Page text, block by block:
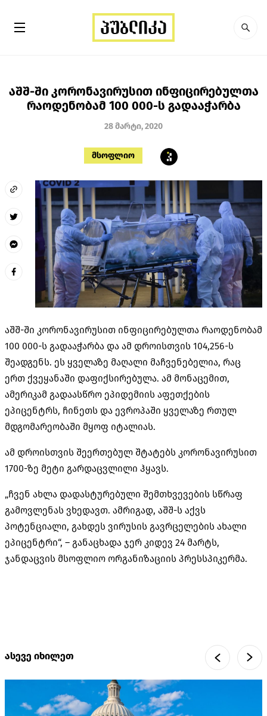
აშშ-ში კორონავირუსით ინფიცირებულთა
რაოდენობამ 100 000-ს გადააჭარბა
28 მარტი, 2020
მსოფლიო
აშშ-ში კორონავირუსით ინფიცირებულთა რაოდენობამ
100 000-ს გადააჭარბა და ამ დროისთვის 104,256-ს
შეადგენს. ეს ყველაზე მაღალი მაჩვენებელია, რაც
ერთ ქვეყანაში დაფიქსირებულა. ამ მონაცემით,
ამერიკამ გადაასწრო ეპიდემიის აფეთქების
ეპიცენტრს, ჩინეთს და ევროპაში ყველაზე რთულ
მდგომარეობაში მყოფ იტალიას.
ამ დროისთვის შეერთებულ შტატებს კორონავირუსით
1700-ზე მეტი გარდაცვლილი ჰყავს.
„ჩვენ ახლა დადასტურებული შემთხვევების სწრაფ
გამოვლენას ვხედავთ. ამრიგად, აშშ-ს აქვს
პოტენციალი, გახდეს ვირუსის გავრცელების ახალი
ეპიცენტრი“, – განაცხადა ჯერ კიდევ 24 მარტს,
ჯანდაცვის მსოფლიო ორგანიზაციის პრესსპიკერმა.
ასევე იხილეთ